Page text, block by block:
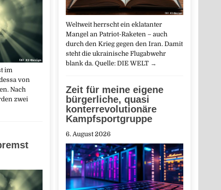
Weltweit herrscht ein eklatanter
Mangel an Patriot-Raketen – auch
durch den Krieg gegen den Iran. Damit
steht die ukrainische Flugabwehr
blank da. Quelle: DIE WELT →
Zeit für meine eigene
bürgerliche, quasi
konterrevolutionäre
Kampfsportgruppe
6. August 2026
im
von
Nach
zwei